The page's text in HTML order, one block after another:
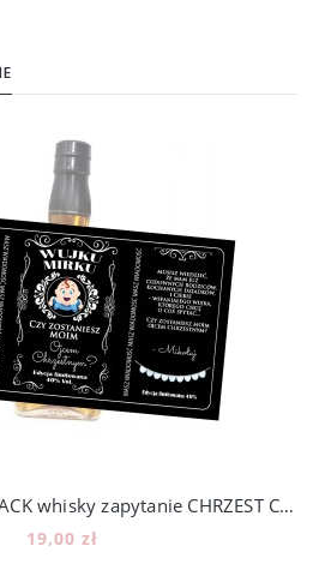
Etykieta na alkohol JACK whisky zapytanie CHRZEST Czy zostaniesz
19,00 zł